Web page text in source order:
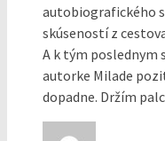
autobiografického
skúseností z
A k tým poslednym
autorke Milade
dopadne. Držím